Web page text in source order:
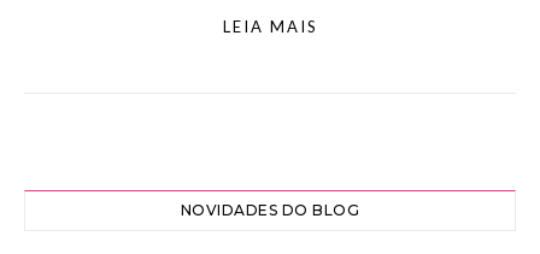
LEIA MAIS
NOVIDADES DO BLOG